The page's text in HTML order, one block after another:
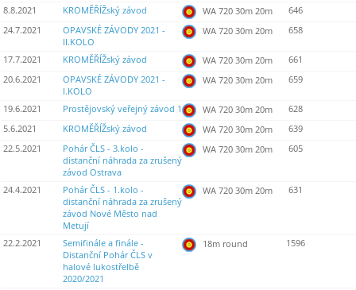
8.8.2021 KROMĚŘÍŽský závod WA 720 30m 20m
646
24.7.2021
OPAVSKÉ ZÁVODY 2021 -
II.KOLO
WA 720 30m 20m 658
17.7.2021 KROMĚŘÍŽský závod WA 720 30m 20m
661
20.6.2021
OPAVSKÉ ZÁVODY 2021 -
I.KOLO
WA 720 30m 20m 659
19.6.2021 Prostějovský veřejný závod 1 WA 720 30m 20m
628
5.6.2021
KROMĚŘÍŽský závod WA 720 30m 20m
639
22.5.2021
Pohár ČLS - 3.kolo -
distanční náhrada za zrušený
závod Ostrava
WA 720 30m 20m 605
24.4.2021
Pohár ČLS - 1.kolo -
distanční náhrada za zrušený
závod Nové Město nad
Metují
WA 720 30m 20m 631
22.2.2021
Semifinále a finále -
Distanční Pohár ČLS v
halové lukostřelbě
2020/2021
18m round 1596